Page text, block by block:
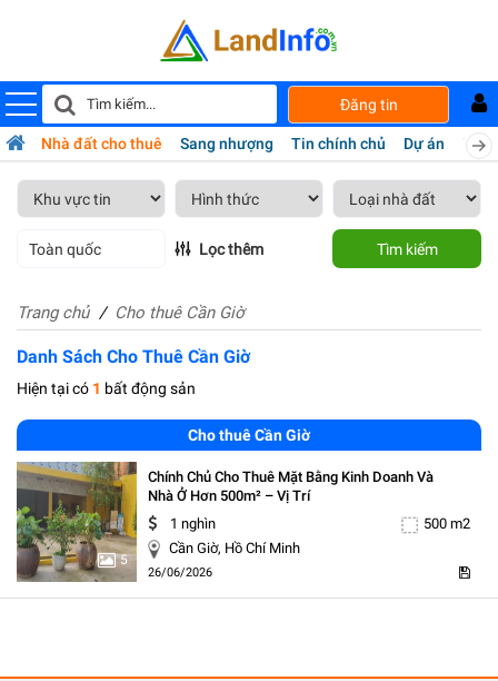
Đăng tin
Nhà đất cho thuê Sang nhượng Tin chính chủ Dự án
Toàn quốc Lọc thêm Tìm kiếm
Trang chủ Cho thuê Cần Giờ
Danh Sách Cho Thuê Cần Giờ
Hiện tại có 1 bất động sản
Cho thuê Cần Giờ
5
Chính Chủ Cho Thuê Mặt Bằng Kinh Doanh Và
Nhà Ở Hơn 500m² – Vị Trí
1 nghìn
500 m2
Cần Giờ, Hồ Chí Minh
26/06/2026